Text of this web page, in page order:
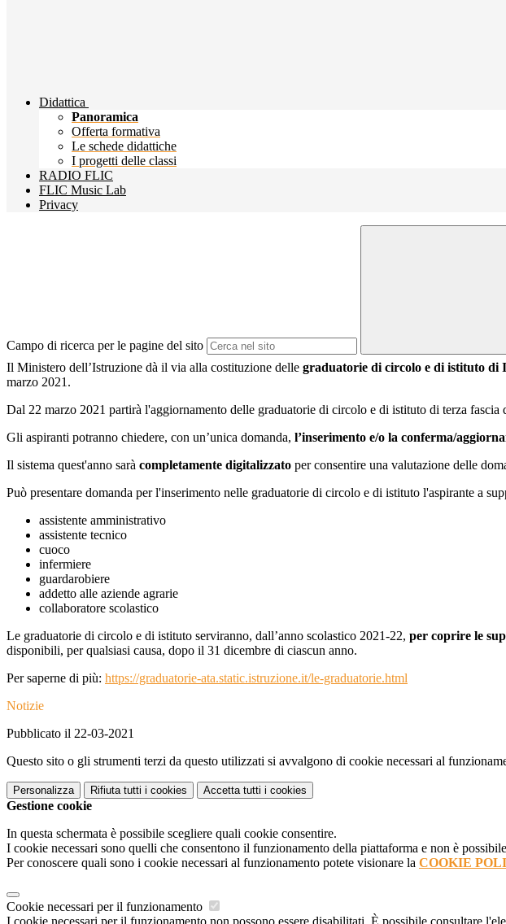
Didattica
Panoramica
Offerta formativa
Le schede didattiche
I progetti delle classi
RADIO FLIC
FLIC Music Lab
Privacy
Campo di ricerca per le pagine del sito
Il Ministero dell’Istruzione dà il via alla costituzione delle graduatorie di circolo e di istituto di
marzo 2021.
Dal 22 marzo 2021 partirà l'aggiornamento delle graduatorie di circolo e di istituto di terza
Gli aspiranti potranno chiedere, con un’unica domanda, l’inserimento e/o la conferma/
Il sistema quest'anno sarà completamente digitalizzato per consentire una valutazione delle
Può presentare domanda per l'inserimento nelle graduatorie di circolo e di istituto l'aspirante a
assistente amministrativo
assistente tecnico
cuoco
infermiere
guardarobiere
addetto alle aziende agrarie
collaboratore scolastico
Le graduatorie di circolo e di istituto serviranno, dall’anno scolastico 2021-22, per coprire le
disponibili, per qualsiasi causa, dopo il 31 dicembre di ciascun anno.
Per saperne di più: https://graduatorie-ata.static.istruzione.it/le-graduatorie.html
Notizie
Pubblicato il 22-03-2021
Questo sito o gli strumenti terzi da questo utilizzati si avvalgono di cookie necessari al
Personalizza Rifiuta tutti i cookies Accetta tutti i cookies
Gestione cookie
In questa schermata è possibile scegliere quali cookie consentire.
I cookie necessari sono quelli che consentono il funzionamento della piattaforma e non è
Per conoscere quali sono i cookie necessari al funzionamento potete visionare la COOKIE
Cookie necessari per il funzionamento